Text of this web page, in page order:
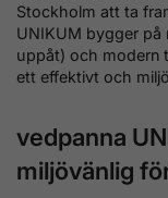
Stockholm att ta
UNIKUM bygger på
uppåt) och modern
ett effektivt och
vedpanna
miljövänlig